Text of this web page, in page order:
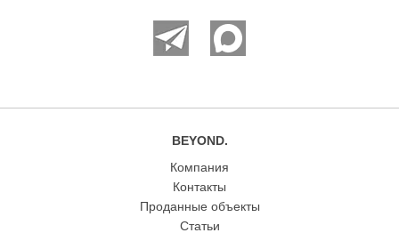
BEYOND.
Компания
Контакты
Проданные объекты
Статьи